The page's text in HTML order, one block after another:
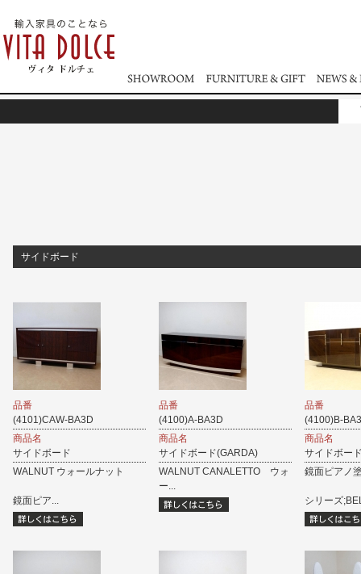
サイドボード
品番
(4101)CAW-BA3D
商品名
サイドボード
WALNUT ウォールナット
鏡面ピア...
品番
(4100)A-BA3D
商品名
サイドボード(GARDA)
WALNUT CANALETTO ウォ
ー...
品番
(4100)B-
商品名
サイドボー
鏡面ピアノ
シリーズ